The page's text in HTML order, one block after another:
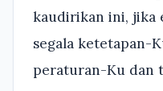
kaudirikan ini, jika
segala ketetapan-
peraturan-Ku dan